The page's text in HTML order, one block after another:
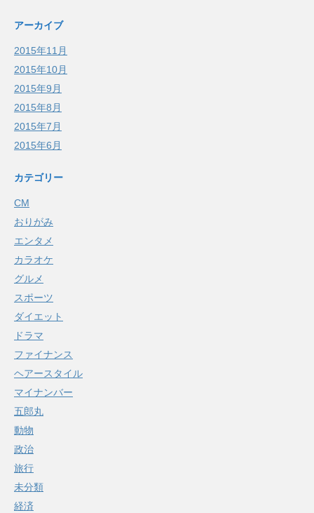
アーカイブ
2015年11月
2015年10月
2015年9月
2015年8月
2015年7月
2015年6月
カテゴリー
CM
おりがみ
エンタメ
カラオケ
グルメ
スポーツ
ダイエット
ドラマ
ファイナンス
ヘアースタイル
マイナンバー
五郎丸
動物
政治
旅行
未分類
経済